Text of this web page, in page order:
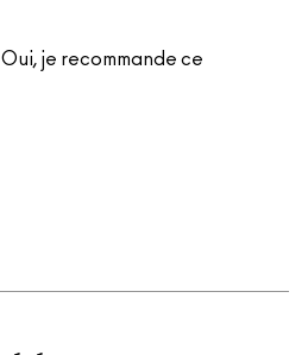
Oui, je recommande ce